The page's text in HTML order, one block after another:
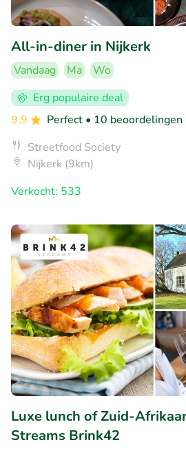
All-in-diner in Nijkerk
Vandaag Ma
Wo
Erg populaire deal
9.9
Perfect • 10 beoordelingen
Streetfood Society
Nijkerk (9km)
Verkocht: 533
Luxe lunch of Zuid-
Streams Brink42